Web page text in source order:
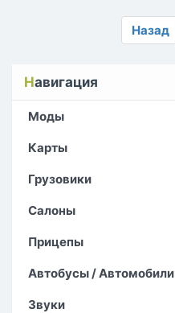
Назад
Навигация
Моды
Карты
Грузовики
Салоны
Прицепы
Автобусы / Автомобили
Звуки